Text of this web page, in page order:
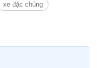
xe đặc chủng